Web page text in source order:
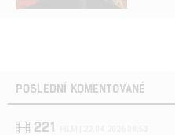
POSLEDNÍ KOMENTOVANÉ
221